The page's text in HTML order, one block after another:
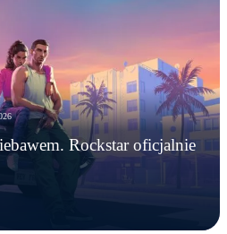
Rockstar oficjalnie
na żywo! Freddy
naprawdę
towarowy „Vice City”.
Rockstar oficjalnie